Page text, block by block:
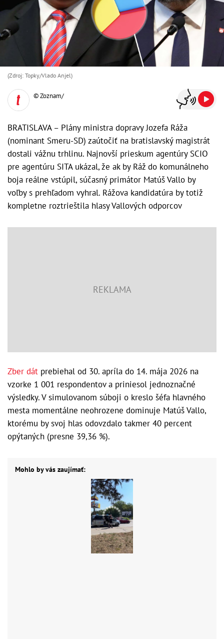
(Zdroj: Topky/Vlado Anjel)
© Zoznam/
BRATISLAVA – Plány ministra dopravy Jozefa Ráža
(nominant Smeru-SD) zaútočiť na bratislavský magistrát
dostali vážnu trhlinu. Najnovší prieskum agentúry SCIO
pre agentúru SITA ukázal, že ak by Ráž do komunálneho
boja reálne vstúpil, súčasný primátor Matúš Vallo by
voľby s prehľadom vyhral. Rážova kandidatúra by totiž
kompletne roztrieštila hlasy Vallových odporcov
Zber dát prebiehal od 30. apríla do 14. mája 2026 na
vzorke 1 001 respondentov a priniesol jednoznačné
výsledky. V simulovanom súboji o kreslo šéfa hlavného
mesta momentálne neohrozene dominuje Matúš Vallo,
ktorému by svoj hlas odovzdalo takmer 40 percent
opýtaných (presne 39,36 %).
Mohlo by vás zaujímať: